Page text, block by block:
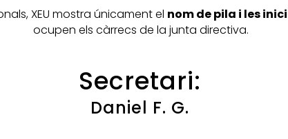
XEU mostra únicament el nom de pila i les
ocupen els càrrecs de la junta directiva.
Secretari:
Daniel F. G.